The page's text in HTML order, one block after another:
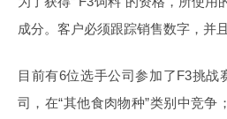
成分。客户必须跟踪销售数字，并
目前有6位选手公司参加了F3挑
司，在“其他食肉物种”类别中竞争